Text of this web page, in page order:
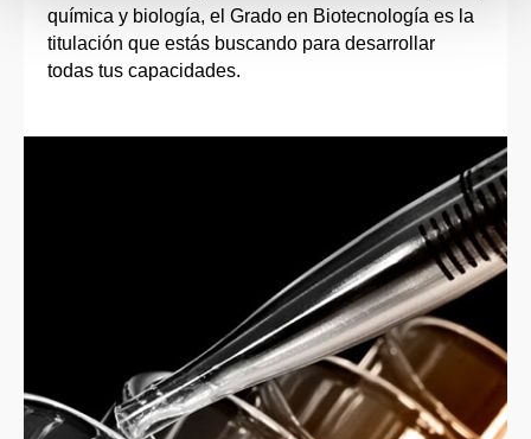
química y biología, el Grado en Biotecnología es la
titulación que estás buscando para desarrollar
todas tus capacidades.